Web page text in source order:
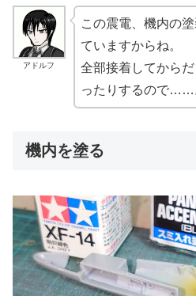
アドルフ
この震電、機内の
ていますからね。
全部接着してから
ったりするので……
機内を塗る